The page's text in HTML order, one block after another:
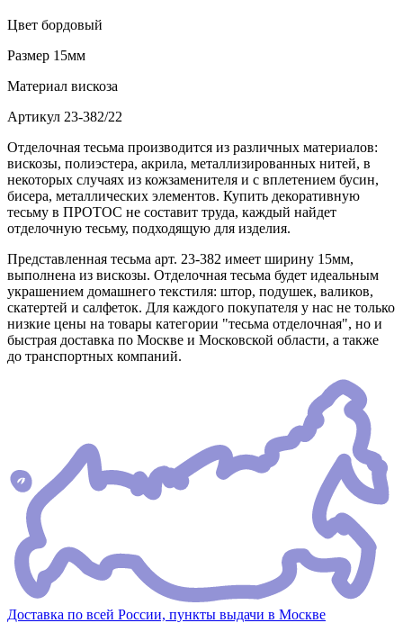
Цвет бордовый
Размер 15мм
Материал вискоза
Артикул 23-382/22
Отделочная тесьма производится из различных материалов:
вискозы, полиэстера, акрила, металлизированных нитей, в
некоторых случаях из кожзаменителя и с вплетением бусин,
бисера, металлических элементов. Купить декоративную
тесьму в ПРОТОС не составит труда, каждый найдет
отделочную тесьму, подходящую для изделия.
Представленная тесьма арт. 23-382 имеет ширину 15мм,
выполнена из вискозы. Отделочная тесьма будет идеальным
украшением домашнего текстиля: штор, подушек, валиков,
скатертей и салфеток. Для каждого покупателя у нас не только
низкие цены на товары категории "тесьма отделочная", но и
быстрая доставка по Москве и Московской области, а также
до транспортных компаний.
Доставка по всей России, пункты выдачи в Москве